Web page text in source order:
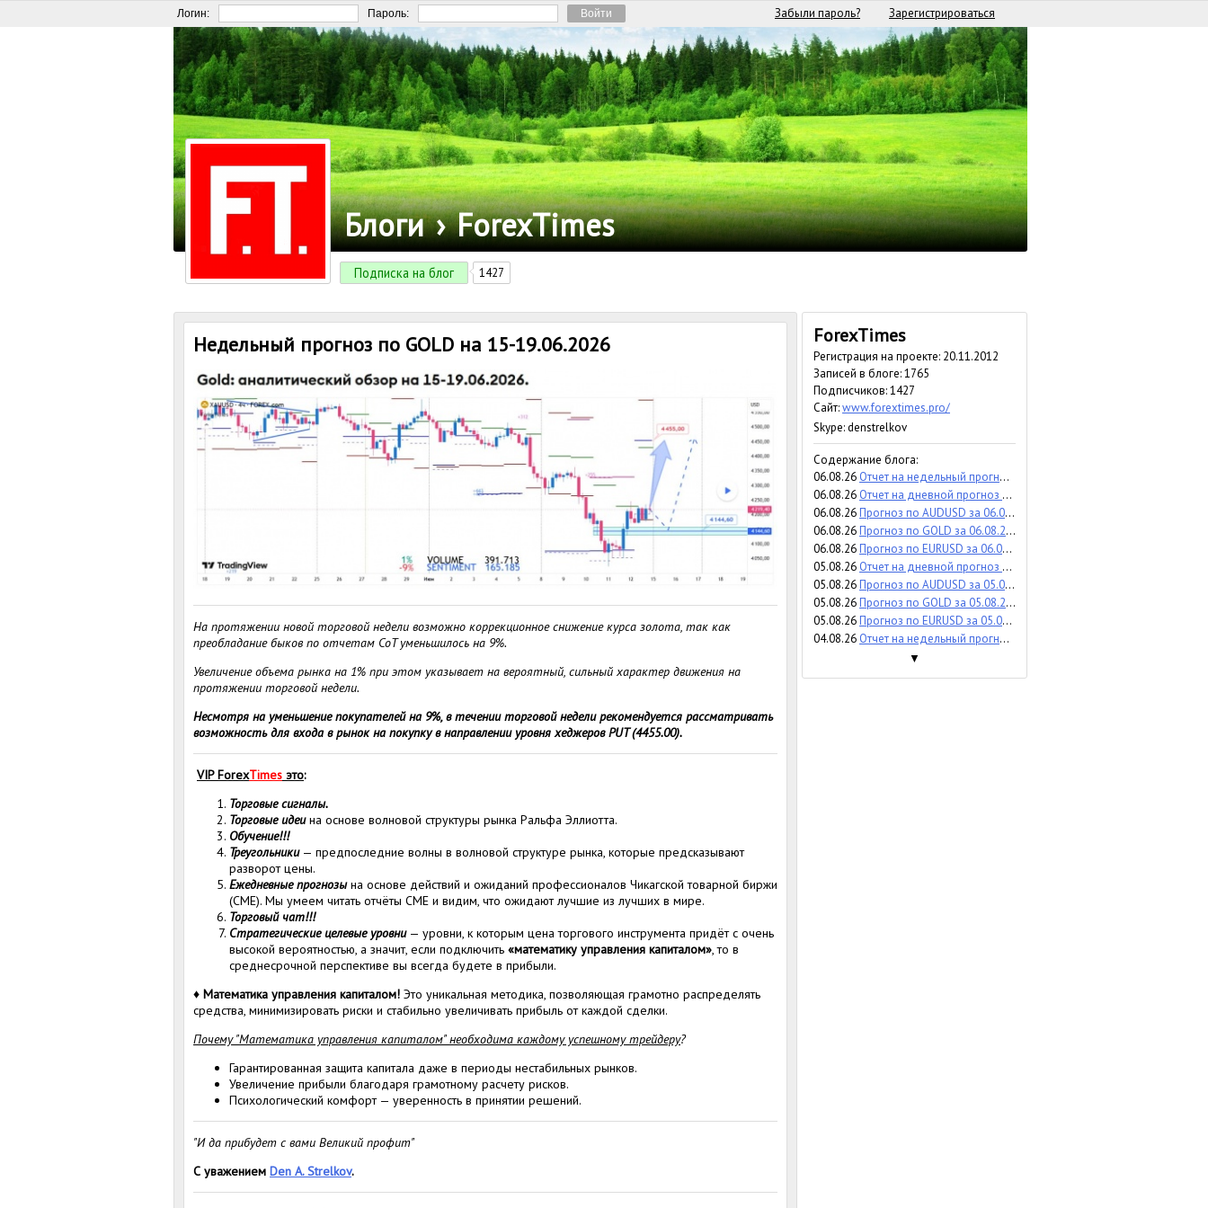
Логин: Пароль: Забыли пароль? Зарегистрироваться
Блоги › ForexTimes
Подписка на блог 1427
Недельный прогноз по GOLD на 15-19.06.2026
На протяжении новой торговой недели возможно коррекционное снижение курса золота, так как
преобладание быков по отчетам CoT уменьшилось на 9%.
Увеличение объема рынка на 1% при этом указывает на вероятный, сильный характер движения на
протяжении торговой недели.
Несмотря на уменьшение покупателей на 9%, в течении торговой недели рекомендуется рассматривать
возможность для входа в рынок на покупку в направлении уровня хеджеров PUT (4455.00).
VIPForexTimes это:
Торговые сигналы.
Торговые идеина основе волновой структуры рынка Ральфа Эллиотта.
Обучение!!!
Треугольники— предпоследние волны в волновой структуре рынка, которые предсказывают
разворот цены.
Ежедневные прогнозына основе действий и ожиданий профессионалов Чикагской товарной биржи
(CME). Мы умеем читать отчёты CME и видим, что ожидают лучшие из лучших в мире.
Торговый чат!!!
Стратегические целевые уровни— уровни, к которым цена торгового инструмента придёт с очень
высокой вероятностью, а значит, если подключить «математику управления капиталом» , то в
среднесрочной перспективе вы всегда будете в прибыли.
♦ Математика управления капиталом! Это уникальная методика, позволяющая грамотно распределять
средства, минимизировать риски и стабильно увеличивать прибыль от каждой сделки.
Почему "Математика управления капиталом" необходима каждому успешному трейдеру?
Гарантированная защита капитала даже в периоды нестабильных рынков.
Увеличение прибыли благодаря грамотному расчету рисков.
Психологический комфорт — уверенность в принятии решений.
"И да прибудет с вами Великий профит"
С уважением Den A. Strelkov.
ForexTimes
Регистрация на проекте: 20.11.2012
Записей в блоге: 1765
Подписчиков:1427
Сайт:www.forextimes.pro/
Skype: denstrelkov
Содержание блога:
06.08.26 Отчет на недельный прогноз по WTI за 03-07.08.2026
06.08.26 Отчет на дневной прогноз по USDCAD за 05.08.2026
06.08.26Прогноз по AUDUSD за 06.08.2026
06.08.26Прогноз по GOLD за 06.08.2026
06.08.26Прогноз по EURUSD за 06.08.2026
05.08.26 Отчет на дневной прогноз по SP500 за 29.07.2026
05.08.26Прогноз по AUDUSD за 05.08.2026
05.08.26Прогноз по GOLD за 05.08.2026
05.08.26Прогноз по EURUSD за 05.08.2026
04.08.26 Отчет на недельный прогноз по USDJPY за 27-31.07.2026
▼